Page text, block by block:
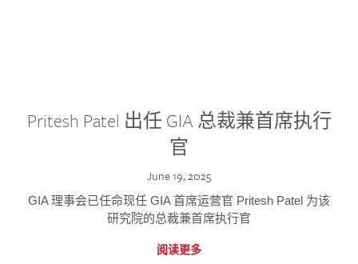
Pritesh Patel 出任 GIA 总裁兼首席执行
官
June 19, 2025
GIA 理事会已任命现任 GIA 首席运营官 Pritesh Patel 为该
研究院的总裁兼首席执行官
阅读更多